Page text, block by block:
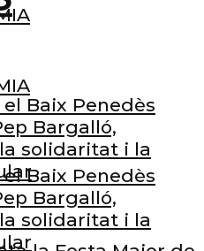
Baix Penedès
Bargalló,
solidaritat i la
Baix Penedès
Bargalló,
solidaritat i la